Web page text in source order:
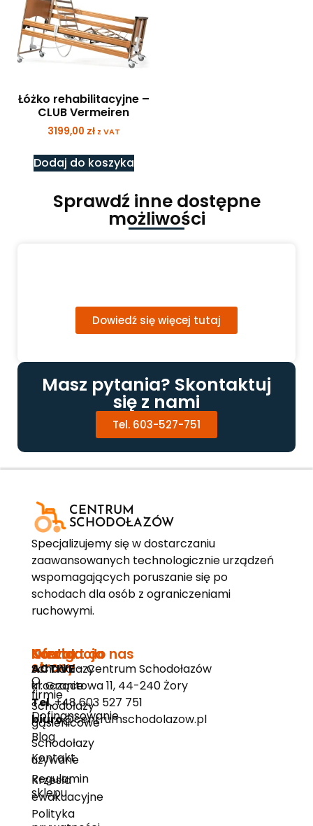
Łóżko rehabilitacyjne –
CLUB Vermeiren
3199,00 zł z VAT
Dodaj do koszyka
Sprawdź inne dostępne
możliwości
Dowiedź się więcej tutaj
Masz pytania? Skontaktuj
się z nami
Tel. 603-527-751
CENTRUM
SCHODOŁAZÓW
Specjalizujemy się w dostarczaniu
zaawansowanych technologicznie urządzeń
wspomagających poruszanie się po
schodach dla osób z ograniczeniami
ruchowymi.
Nawigacja
strony
O
firmie
Dofinansowanie
Blog
Kontakt
Regulamin
sklepu
Polityka
Oferta
Schodołazy
kroczące
Schodołazy
gąsienicowe
Schodołazy
używane
Krzesła
ewakuacyjne
Kontakt do nas
ACTIVE- Centrum Schodołazów
ul. Granitowa 11, 44-240 Żory
Tel.+48 603 527 751
biuro@centrumschodolazow.pl